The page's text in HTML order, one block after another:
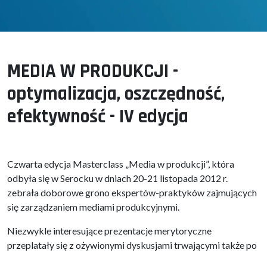
MEDIA W PRODUKCJI -
optymalizacja, oszczędność,
efektywność - IV edycja
Czwarta edycja Masterclass „Media w produkcji”, która
odbyła się w Serocku w dniach 20-21 listopada 2012 r.
zebrała doborowe grono ekspertów-praktyków zajmujących
się zarządzaniem mediami produkcyjnymi.
Niezwykle interesujące prezentacje merytoryczne
przeplatały się z ożywionymi dyskusjami trwającymi także po